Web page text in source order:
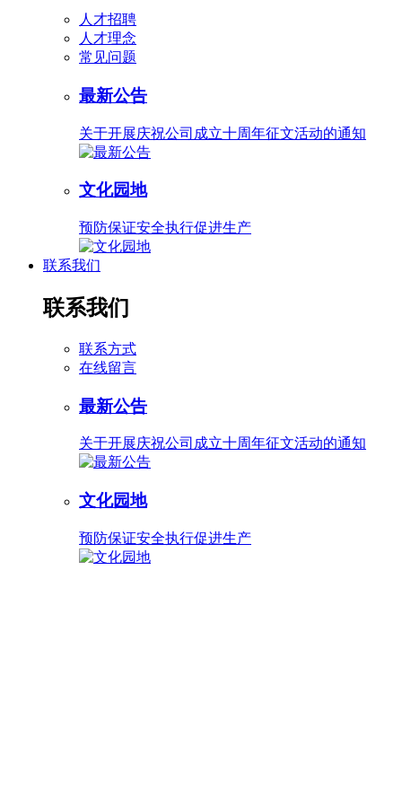
人才招聘
人才理念
常见问题
最新公告
关于开展庆祝公司成立十周年征文活动的通知
文化园地
预防保证安全执行促进生产
联系我们
联系我们
联系方式
在线留言
最新公告
关于开展庆祝公司成立十周年征文活动的通知
文化园地
预防保证安全执行促进生产